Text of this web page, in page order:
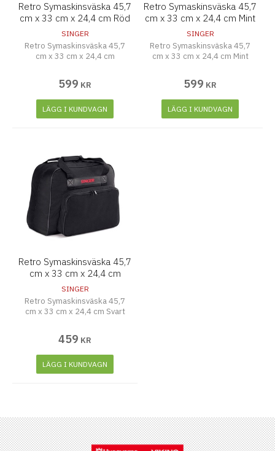
Retro Symaskinsväska 45,7
cm x 33 cm x 24,4 cm Röd
SINGER
Retro Symaskinsväska 45,7
cm x 33 cm x 24,4 cm
599 KR
LÄGG I KUNDVAGN
Retro Symaskinsväska 45,7
cm x 33 cm x 24,4 cm Mint
SINGER
Retro Symaskinsväska 45,7
cm x 33 cm x 24,4 cm Mint
599 KR
LÄGG I KUNDVAGN
Retro Symaskinsväska 45,7
cm x 33 cm x 24,4 cm
Svart
SINGER
Retro Symaskinsväska 45,7
cm x 33 cm x 24,4 cm Svart
459 KR
LÄGG I KUNDVAGN